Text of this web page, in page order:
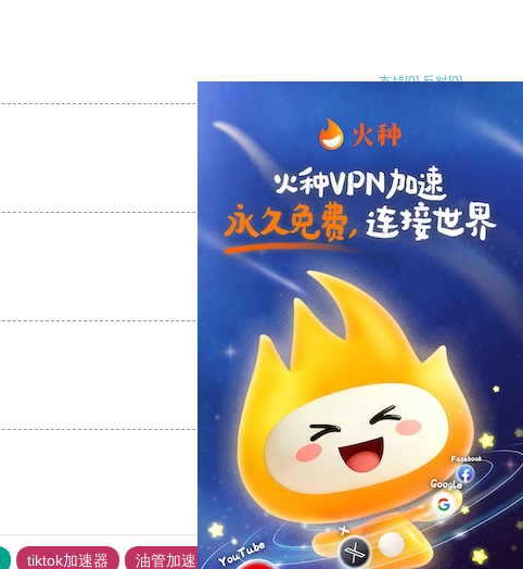
支持[0] 反对[0]
支持[0] 反对
支持
支持 反对 [0]
tiktok加速器 油管加速器 上油管加速器 回锅肉加速器